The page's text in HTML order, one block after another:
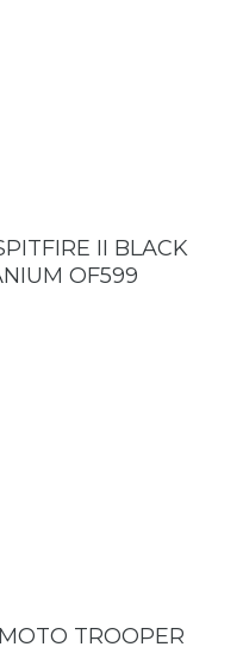
II BLACK
OF599
TROOPER